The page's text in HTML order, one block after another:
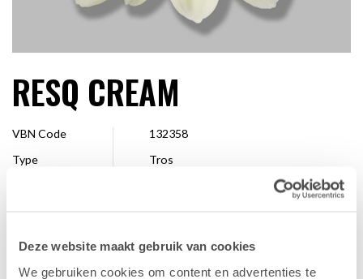
Deze website maakt gebruik van cookies
We gebruiken cookies om content en advertenties te
RESQ CREAM
VBN Code
132358
Type
Tros
Veredelaar
Dekker Chrysanten
Verkrijgbaar
Hele seizoen